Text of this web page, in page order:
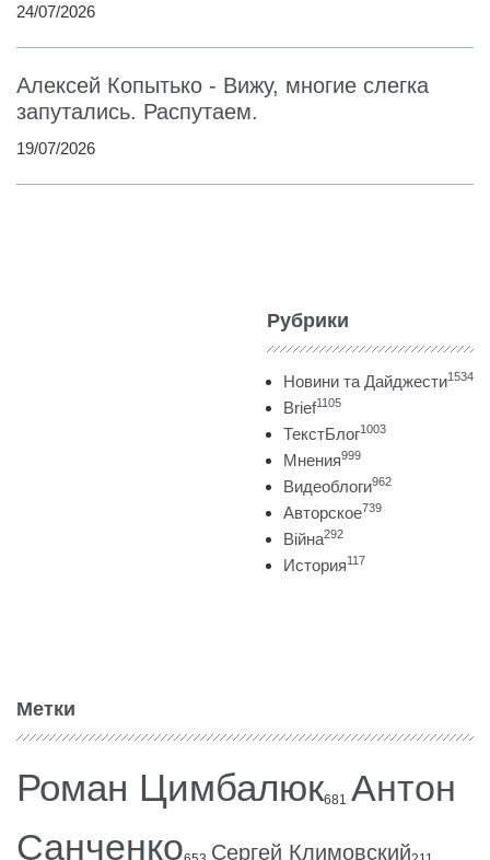
24/07/2026
Алексей Копытько - Вижу, многие слегка
запутались. Распутаем.
19/07/2026
Рубрики
Новини та Дайджести1534
Brief1105
ТекстБлог1003
Мнения999
Видеоблоги962
Авторское739
Війна292
История117
Метки
Роман Цимбалюк681 Антон
Санченко
Сергей Климовский